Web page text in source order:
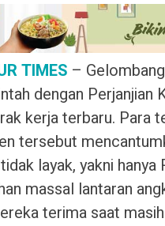
TIMES –
dengan Perjanjian
kerja terbaru. Para
tersebut
layak, yakni
massal lantaran
terima saat